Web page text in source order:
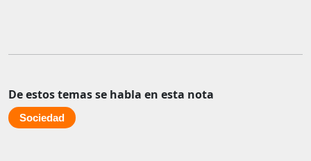
De estos temas se habla en esta nota
Sociedad